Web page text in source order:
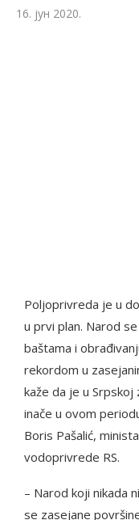
16. јун 2020.
Poljoprivreda je u
u prvi plan. Narod
baštama i
rekordom u
kaže da je u
inače u ovom
Boris Pašalić,
vodoprivrede RS.
– Narod koji nikada
se zasejane